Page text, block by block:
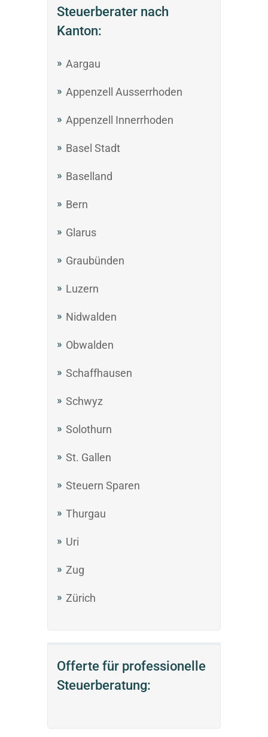
Steuerberater nach
Kanton:
Aargau
Appenzell Ausserrhoden
Appenzell Innerrhoden
Basel Stadt
Baselland
Bern
Glarus
Graubünden
Luzern
Nidwalden
Obwalden
Schaffhausen
Schwyz
Solothurn
St. Gallen
Steuern Sparen
Thurgau
Uri
Zug
Zürich
Offerte für professionelle
Steuerberatung: